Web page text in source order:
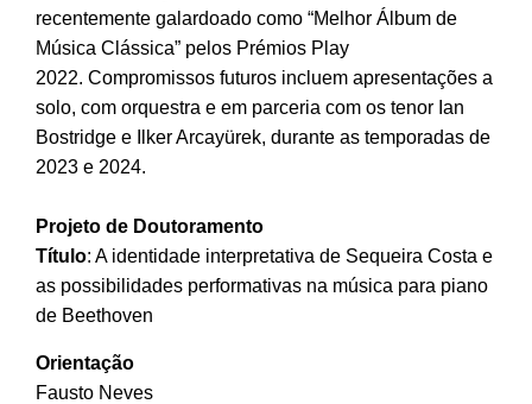
recentemente galardoado como “Melhor Álbum de
Música Clássica” pelos Prémios Play
2022. Compromissos futuros incluem apresentações a
solo, com orquestra e em parceria com os tenor Ian
Bostridge e Ilker Arcayürek, durante as temporadas de
2023 e 2024.
Projeto de Doutoramento
Título: A identidade interpretativa de Sequeira Costa e
as possibilidades performativas na música para piano
de Beethoven
Orientação
Fausto Neves